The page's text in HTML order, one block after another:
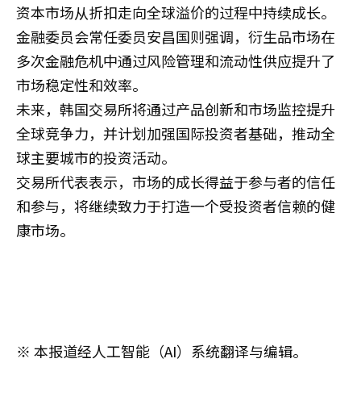
资本市场从折扣走向全球溢价的过程中持续成长。
金融委员会常任委员安昌国则强调，衍生品市场在
多次金融危机中通过风险管理和流动性供应提升了
市场稳定性和效率。
未来，韩国交易所将通过产品创新和市场监控提升
全球竞争力，并计划加强国际投资者基础，推动全
球主要城市的投资活动。
交易所代表表示，市场的成长得益于参与者的信任
和参与，将继续致力于打造一个受投资者信赖的健
康市场。
※ 本报道经人工智能（AI）系统翻译与编辑。